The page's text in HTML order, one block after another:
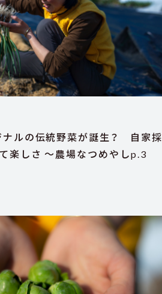
ナルの伝統野菜が誕生？ 自家採
楽しさ ～農場なつめやしp.3